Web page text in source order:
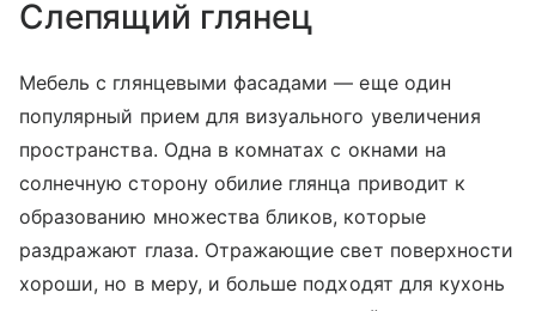
Слепящий глянец
Мебель с глянцевыми фасадами — еще один
популярный прием для визуального увеличения
пространства. Одна в комнатах с окнами на
солнечную сторону обилие глянца приводит к
образованию множества бликов, которые
раздражают глаза. Отражающие свет поверхности
хороши, но в меру, и больше подходят для кухонь